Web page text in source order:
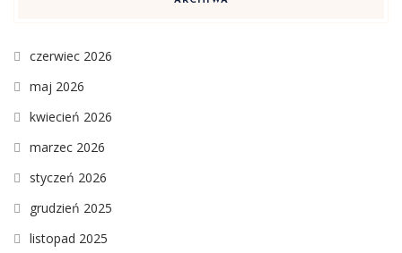
czerwiec 2026
maj 2026
kwiecień 2026
marzec 2026
styczeń 2026
grudzień 2025
listopad 2025